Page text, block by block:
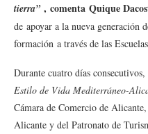
tierra”, comenta Quique
de apoyar a la nueva
formación a través de las
Durante cuatro días
Estilo de Vida Mediterráneo-
Cámara de Comercio de
Alicante y del Patronato de